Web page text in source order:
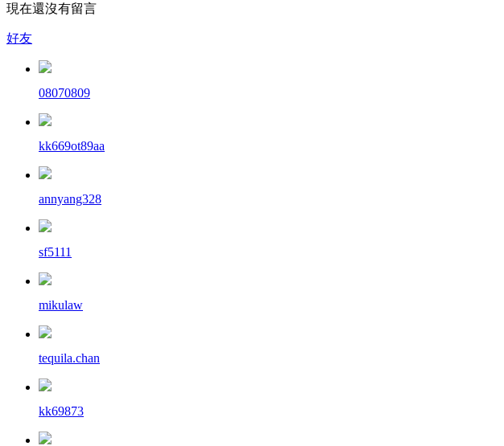
現在還沒有留言
好友
08070809
kk669ot89aa
annyang328
sf5111
mikulaw
tequila.chan
kk69873